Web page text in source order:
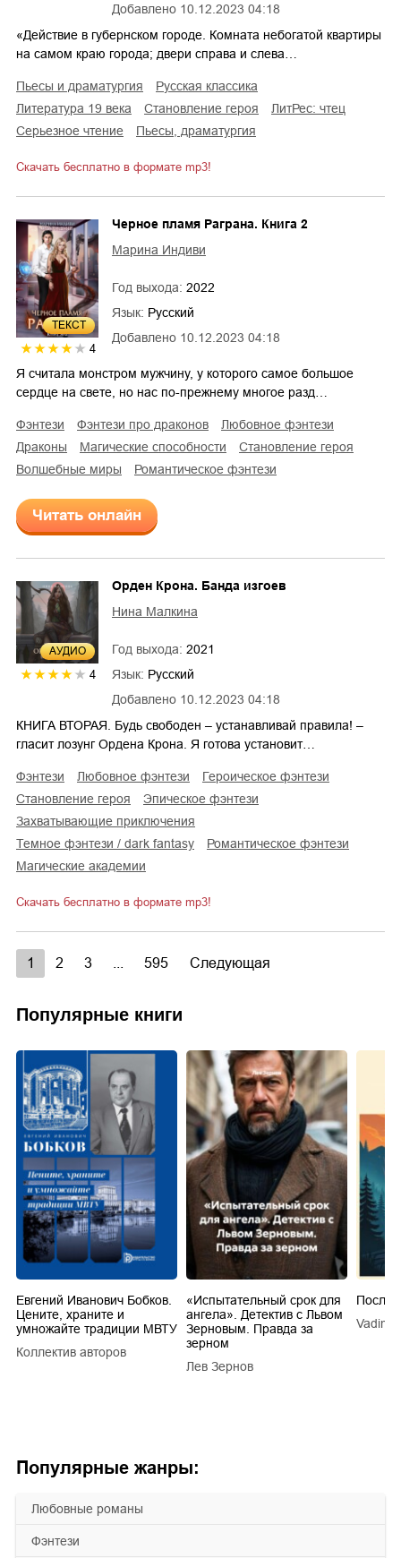
Популярные жанры:
любовные романы
фэнтези
Добавлено 10.12.2023 04:18
«Действие в губернском городе. Комната небогатой квартиры
на самом краю города; двери справа и слева…
пьесы и драматургия
русская классика
литература 19 века
становление героя
ЛитРес: чтец
серьезное чтение
пьесы, драматургия
Скачать бесплатно в формате mp3!
ТЕКСТ
4
Добавлено 10.12.2023 04:18
Черное пламя Раграна. Книга 2
Марина Индиви
Год выхода: 2022
Язык: Русский
Я считала монстром мужчину, у которого самое большое
сердце на свете, но нас по-прежнему многое разд…
фэнтези фэнтези про драконов
любовное фэнтези
драконы
магические способности
становление героя
волшебные миры
романтическое фэнтези
Читать онлайн
AУДИО
4
Добавлено 10.12.2023 04:18
Орден Крона. Банда изгоев
Нина Малкина
Год выхода: 2021
Язык: Русский
КНИГА ВТОРАЯ. Будь свободен – устанавливай правила! –
гласит лозунг Ордена Крона. Я готова установит…
фэнтези любовное фэнтези
героическое фэнтези
становление героя
эпическое фэнтези
захватывающие приключения
темное фэнтези / dark fantasy
романтическое фэнтези
магические академии
Скачать бесплатно в формате mp3!
1 2 3 595 Следующая
Популярные книги
Евгений Иванович Бобков.
Цените, храните и
умножайте традиции МВТУ
Коллектив авторов
«Испытательный срок для
ангела». Детектив с Львом
Зерновым. Правда за
зерном
Лев Зернов
Vadim